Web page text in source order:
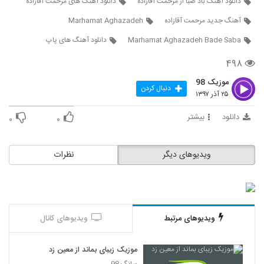
171
Ali Emami Khat Bekesh
173
دانلود آهنگ جدید و زیبای امیرحسین
پورمحمدی با نام مگه میشه
174
175
آهنگ سعید علیزاده (I) بنام کابوس تازه
آهنگ جدید مرحمت آقازاده
Marhamat Aghazadeh
Marhamat Aghazadeh Bade Saba
دانلود آهنگ های پاپ
۴۹۸
موزیک 98
۲۵ آذر ۱۳۹۷ دنبال کردن
دانلود بیشتر ۰ ۰
نظرات ویدیوهای دیگر
ویدیوهای مرتبط ویدیوهای کانال
موزیک زیبای بماند از معین زد